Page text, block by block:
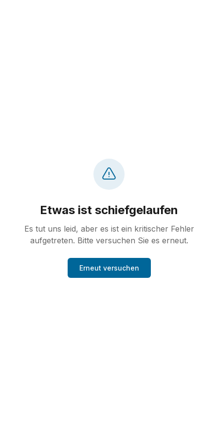
Etwas ist schiefgelaufen
Es tut uns leid, aber es ist ein kritischer Fehler
aufgetreten. Bitte versuchen Sie es erneut.
Erneut versuchen